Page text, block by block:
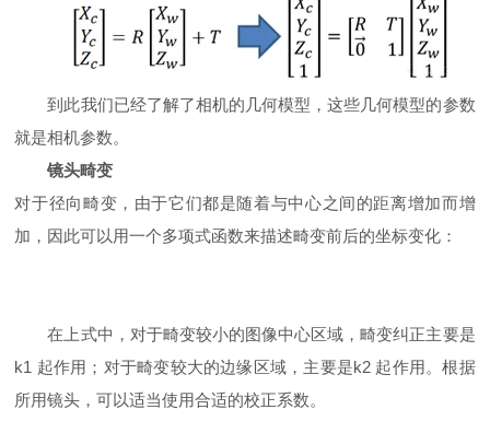
到此我们已经了解了相机的几何模型，这些几何模型的参数
就是相机参数。
镜头畸变
对于径向畸变，由于它们都是随着与中心之间的距离增加而增
加，因此可以用一个多项式函数来描述畸变前后的坐标变化：
在上式中，对于畸变较小的图像中心区域，畸变纠正主要是
k1 起作用；对于畸变较大的边缘区域，主要是k2 起作用。根据
所用镜头，可以适当使用合适的校正系数。